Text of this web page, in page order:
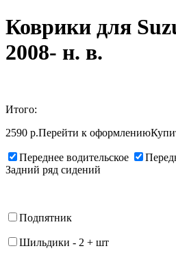
Коврики для
2008- н. в.
Итого:
2590 р.Перейти к оформлению
Переднее водительское
Задний ряд сидений
Подпятник
Шильдики - 2 + шт